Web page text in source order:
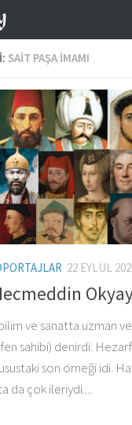
SAIT PAŞA İMAMI
22 EYLÜL
ve sanatta uzman
sahibi) denirdi.
son örneği idi.
da çok ileriydi....